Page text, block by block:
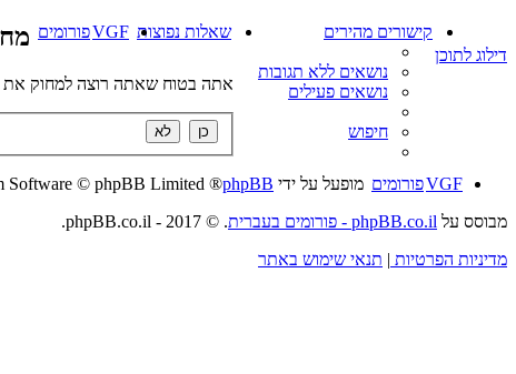
דילוג לתוכן
קישורים מהירים
נושאים ללא תגובות
נושאים פעילים
חיפוש
שאלות נפוצות VGFפורומים
אתה בטוח שאתה רוצה למחוק את
VGFפורומים מופעל על ידי phpBB
® Forum Software © phpBB Limited
מבוסס על phpBB.co.il - פורומים בעברית
. © 2017 - phpBB.co.il.
מדיניות הפרטיות | תנאי שימוש באתר